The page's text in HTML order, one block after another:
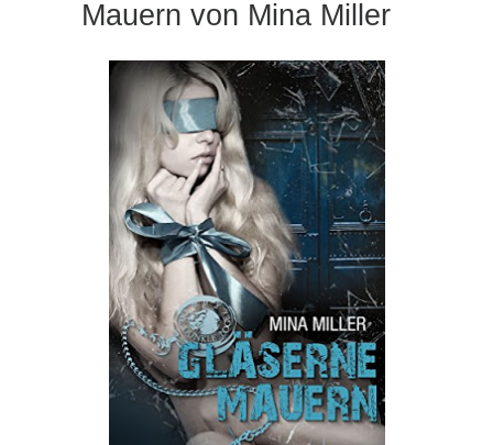
Mauern von Mina Miller